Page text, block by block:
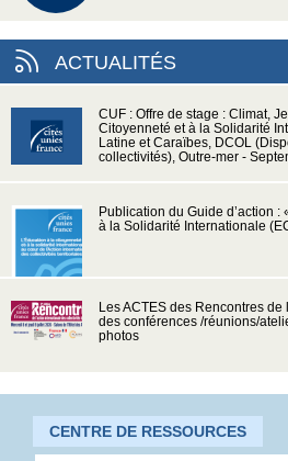
ACTUALITÉS
CUF : Offre de stage : Climat,
Citoyenneté et à la Solidarité
Latine et Caraïbes, DCOL
collectivités), Outre-mer -
Publication du Guide d’action :
à la Solidarité Internationale
Les ACTES des Rencontres
des conférences /réunions/
photos
CENTRE DE RESSOURCES